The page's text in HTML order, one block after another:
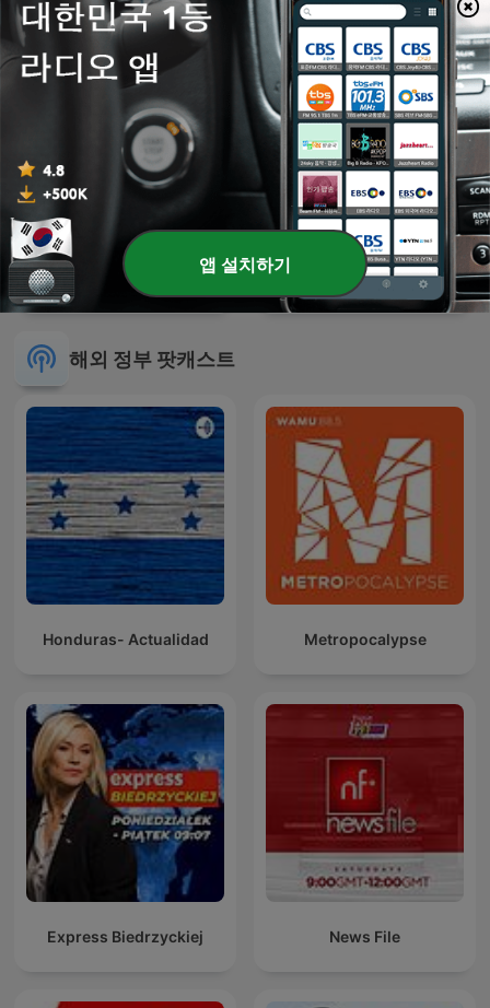
타이완 사회ㆍ문화ㆍ토크 노들방송
해외 정부 팟캐스트
Honduras- Actualidad Metropocalypse
Express Biedrzyckiej News File
앱 설치하기